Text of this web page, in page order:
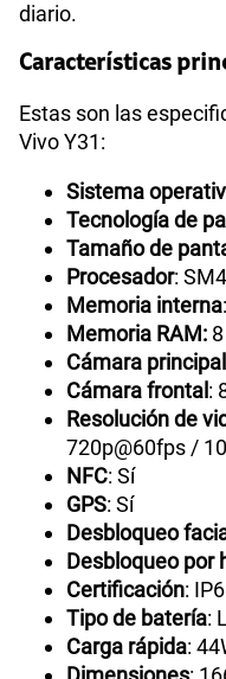
diario.
Características
Estas son las
Vivo Y31:
Sistema
Tecnología de
Tamaño de
Procesador:
Memoria interna
Memoria RAM:
Cámara
Cámara frontal :
Resolución de
720p@60fps /
NFC: Sí
GPS: Sí
Desbloqueo
Desbloqueo por
Certificación:
Tipo de batería:
Carga rápida: